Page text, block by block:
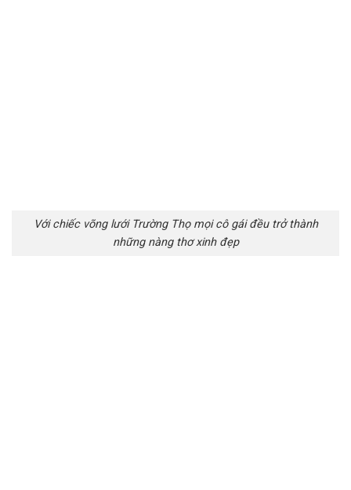
Với chiếc võng lưới Trường Thọ mọi cô gái đều trở thành
những nàng thơ xinh đẹp